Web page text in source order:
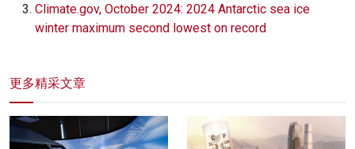
Climate.gov, October 2024: 2024 Antarctic sea ice
winter maximum second lowest on record
更多精采文章